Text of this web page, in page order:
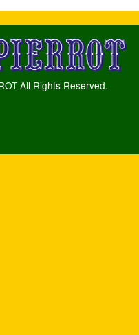
All Rights Reserved.